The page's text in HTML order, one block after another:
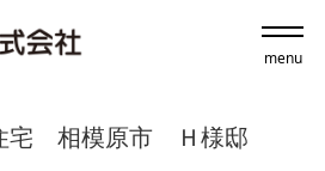
menu
宅 相模原市 Ｈ様邸